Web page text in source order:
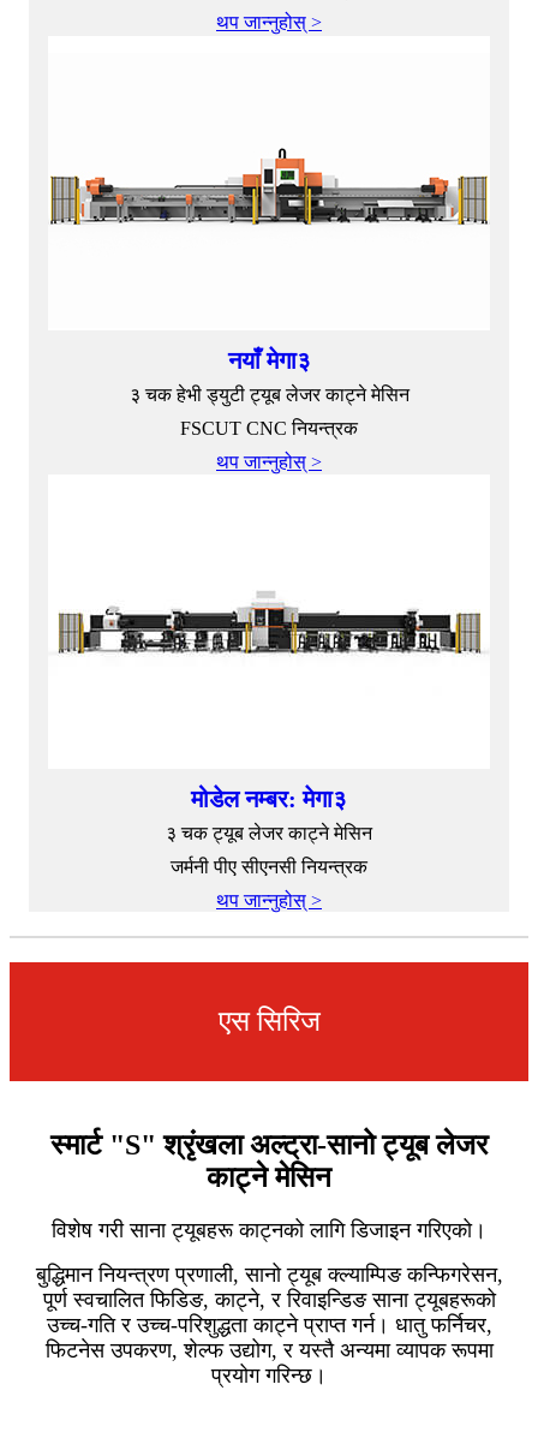
थप जान्नुहोस् >
नयाँ मेगा३
३ चक हेभी ड्युटी ट्यूब लेजर काट्ने मेसिन
FSCUT CNC नियन्त्रक
थप जान्नुहोस् >
मोडेल नम्बर: मेगा३
३ चक ट्यूब लेजर काट्ने मेसिन
जर्मनी पीए सीएनसी नियन्त्रक
थप जान्नुहोस् >
एस सिरिज
स्मार्ट "S" श्रृंखला अल्ट्रा-सानो ट्यूब लेजर
काट्ने मेसिन
विशेष गरी साना ट्यूबहरू काट्नको लागि डिजाइन गरिएको।
बुद्धिमान नियन्त्रण प्रणाली, सानो ट्यूब क्ल्याम्पिङ कन्फिगरेसन,
पूर्ण स्वचालित फिडिङ, काट्ने, र रिवाइन्डिङ साना ट्यूबहरूको
उच्च-गति र उच्च-परिशुद्धता काट्ने प्राप्त गर्न। धातु फर्निचर,
फिटनेस उपकरण, शेल्फ उद्योग, र यस्तै अन्यमा व्यापक रूपमा
प्रयोग गरिन्छ।